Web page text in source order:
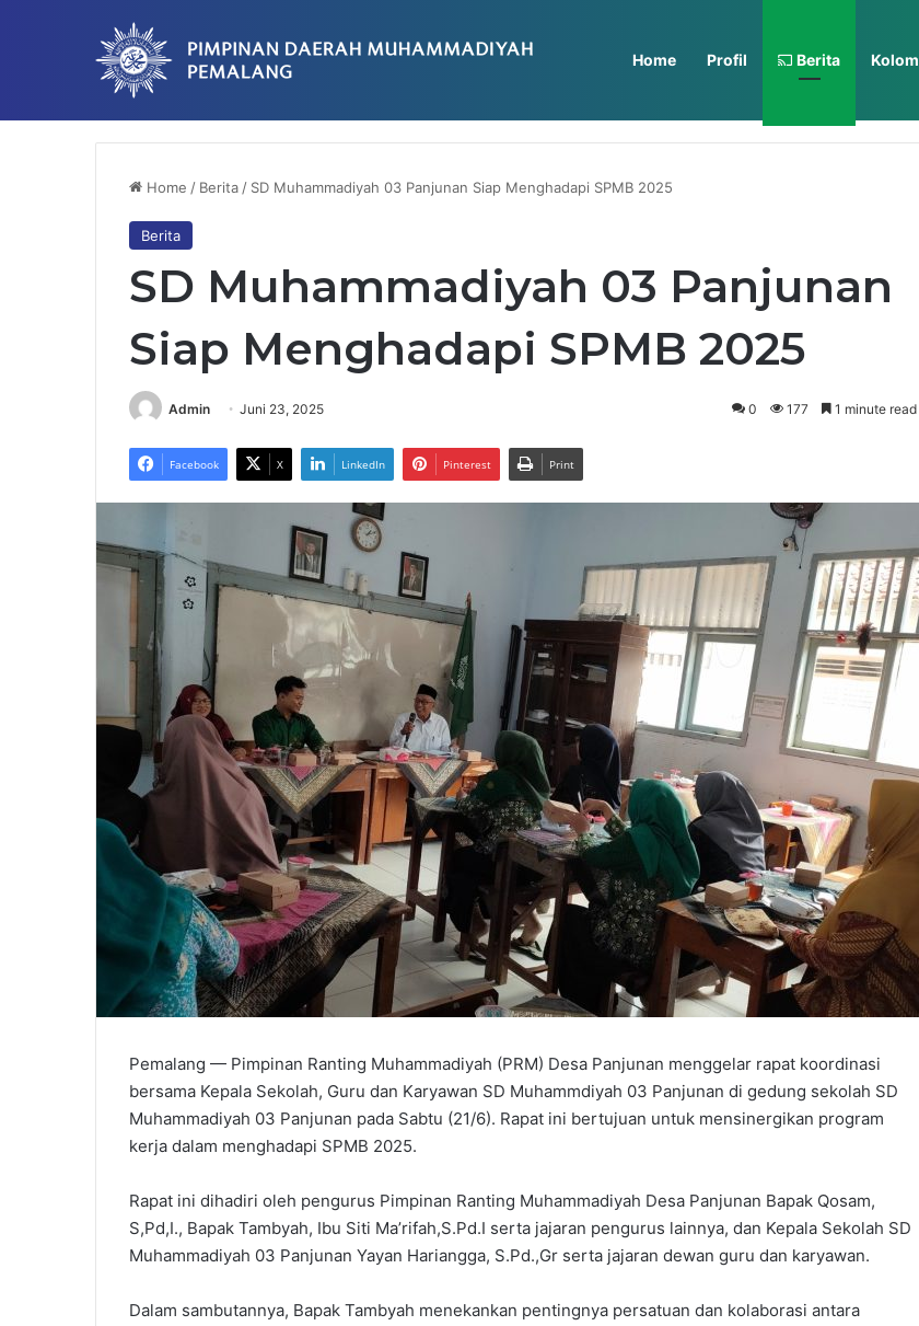
Home Profil Berita Kolom
Breaking News
Home / Berita / SD Muhammadiyah 03 Panjunan Siap Menghadapi SPMB 2025
Berita
SD Muhammadiyah 03 Panjunan
Siap Menghadapi SPMB 2025
Admin Juni 23, 2025 0 177 1 minute read
Facebook X LinkedIn Pinterest Print
Pemalang — Pimpinan Ranting Muhammadiyah (PRM) Desa Panjunan menggelar rapat koordinasi
bersama Kepala Sekolah, Guru dan Karyawan SD Muhammdiyah 03 Panjunan di gedung sekolah SD
Muhammadiyah 03 Panjunan pada Sabtu (21/6). Rapat ini bertujuan untuk mensinergikan program
kerja dalam menghadapi SPMB 2025.
Rapat ini dihadiri oleh pengurus Pimpinan Ranting Muhammadiyah Desa Panjunan Bapak Qosam,
S,Pd,I., Bapak Tambyah, Ibu Siti Ma’rifah,S.Pd.I serta jajaran pengurus lainnya, dan Kepala Sekolah SD
Muhammadiyah 03 Panjunan Yayan Hariangga, S.Pd.,Gr serta jajaran dewan guru dan karyawan.
Dalam sambutannya, Bapak Tambyah menekankan pentingnya persatuan dan kolaborasi antara